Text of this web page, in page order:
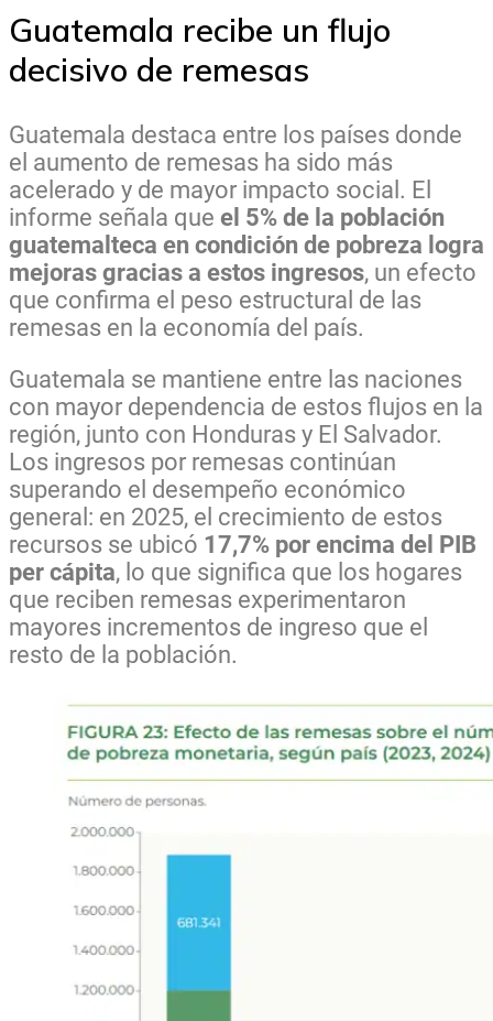
Guatemala recibe un flujo
decisivo de remesas
Guatemala destaca entre los países donde
el aumento de remesas ha sido más
acelerado y de mayor impacto social. El
informe señala que el 5% de la población
guatemalteca en condición de pobreza logra
mejoras gracias a estos ingresos, un efecto
que confirma el peso estructural de las
remesas en la economía del país.
Guatemala se mantiene entre las naciones
con mayor dependencia de estos flujos en la
región, junto con Honduras y El Salvador.
Los ingresos por remesas continúan
superando el desempeño económico
general: en 2025, el crecimiento de estos
recursos se ubicó 17,7% por encima del PIB
per cápita, lo que significa que los hogares
que reciben remesas experimentaron
mayores incrementos de ingreso que el
resto de la población.